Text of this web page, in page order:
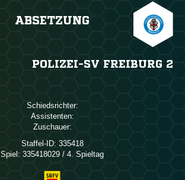
ABSETZUNG
POLIZEI-SV FREIBURG 2
Schiedsrichter:
Assistenten:
Zuschauer:
Staffel-ID: 335418
Spiel: 335418029 / 4. Spieltag